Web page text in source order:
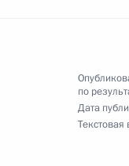
понедельник
исполнения
по
Дата
Текстовая